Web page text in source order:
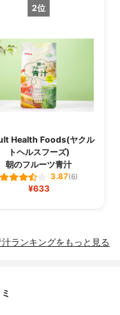
2位
Health Foods(ヤクル
トヘルスフーズ)
朝のフルーツ青汁
3.87(6)
¥633
ランキングをもっと見る